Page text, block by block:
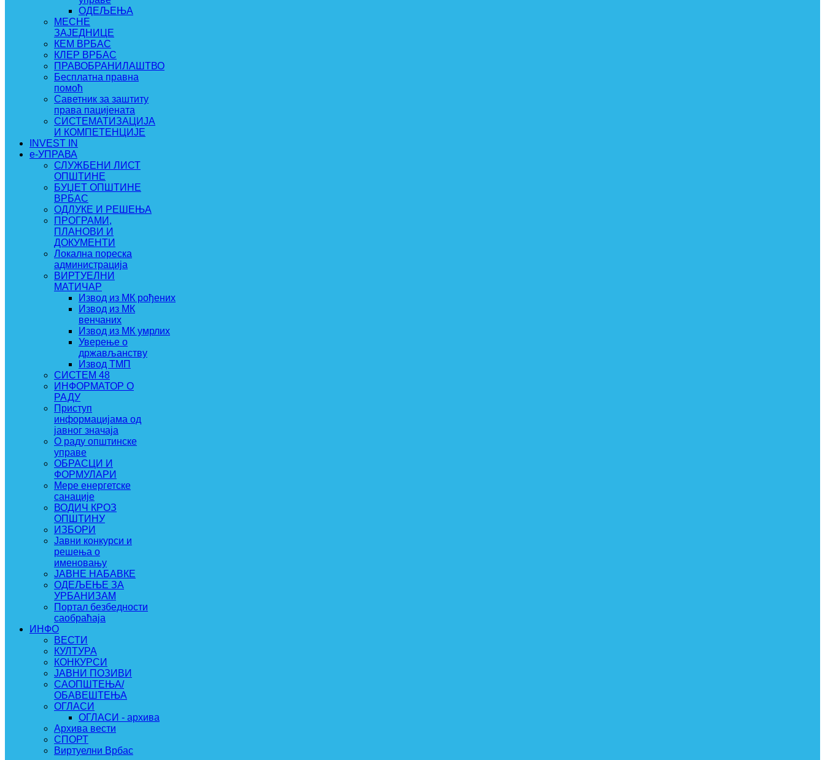
ОДЕЉЕЊА
МЕСНЕ
ЗАЈЕДНИЦЕ
КЕМ ВРБАС
КЛЕР ВРБАС
ПРАВОБРАНИЛАШТВО
Бесплатна правна
помоћ
Саветник за заштиту
права пацијената
СИСТЕМАТИЗАЦИЈА
И КОМПЕТЕНЦИЈЕ
INVEST IN
e-УПРАВА
СЛУЖБЕНИ ЛИСТ
ОПШТИНЕ
БУЏЕТ ОПШТИНЕ
ВРБАС
ОДЛУКЕ И РЕШЕЊА
ПРОГРАМИ,
ПЛАНОВИ И
ДОКУМЕНТИ
Локална пореска
администрација
ВИРТУЕЛНИ
МАТИЧАР
Извод из МК рођених
Извод из МК
венчаних
Извод из МК умрлих
Уверење о
држављанству
Извод ТМП
СИСТЕМ 48
ИНФОРМАТОР О
РАДУ
Приступ
информацијама од
јавног значаја
О раду општинске
управе
ОБРАСЦИ И
ФОРМУЛАРИ
Мере енергетске
санације
ВОДИЧ КРОЗ
ОПШТИНУ
ИЗБОРИ
Јавни конкурси и
решења о
именовању
ЈАВНЕ НАБАВКЕ
ОДЕЉЕЊЕ ЗА
УРБАНИЗАМ
Портал безбедности
саобраћаја
ИНФО
ВЕСТИ
КУЛТУРА
КОНКУРСИ
ЈАВНИ ПОЗИВИ
САОПШТЕЊА/
ОБАВЕШТЕЊА
ОГЛАСИ
ОГЛАСИ - архива
Архива вести
СПОРТ
Виртуелни Врбас